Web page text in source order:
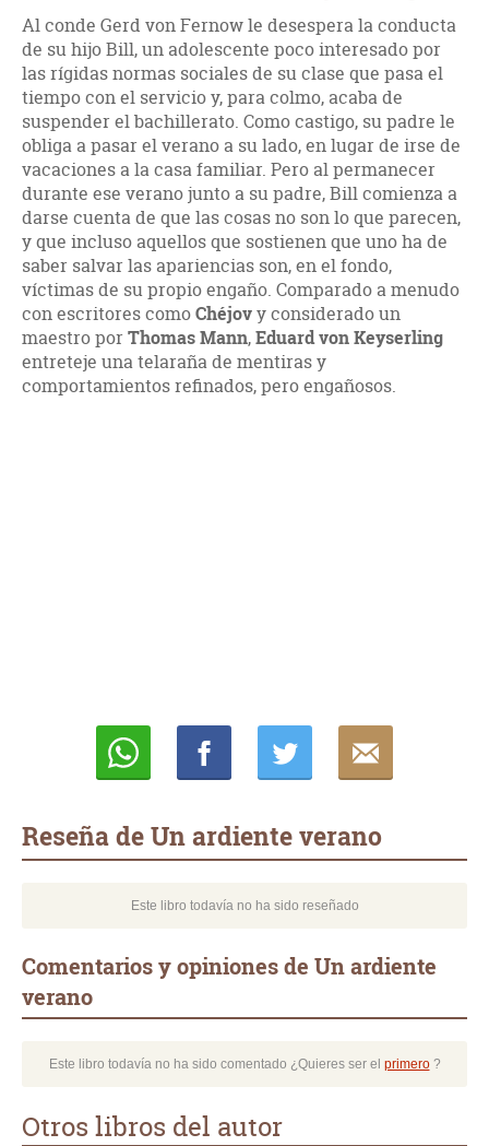
Al conde Gerd von Fernow le desespera la conducta
de su hijo Bill, un adolescente poco interesado por
las rígidas normas sociales de su clase que pasa el
tiempo con el servicio y, para colmo, acaba de
suspender el bachillerato. Como castigo, su padre le
obliga a pasar el verano a su lado, en lugar de irse de
vacaciones a la casa familiar. Pero al permanecer
durante ese verano junto a su padre, Bill comienza a
darse cuenta de que las cosas no son lo que parecen,
y que incluso aquellos que sostienen que uno ha de
saber salvar las apariencias son, en el fondo,
víctimas de su propio engaño. Comparado a menudo
con escritores comoChéjovy considerado un
maestro por Thomas Mann,Eduard von Keyserling
entreteje una telaraña de mentiras y
comportamientos refinados, pero engañosos.
Reseña de Un ardiente verano
Este libro todavía no ha sido reseñado
Comentarios y opiniones de Un ardiente
verano
Este libro todavía no ha sido comentado ¿Quieres ser el primero?
Otros libros del autor